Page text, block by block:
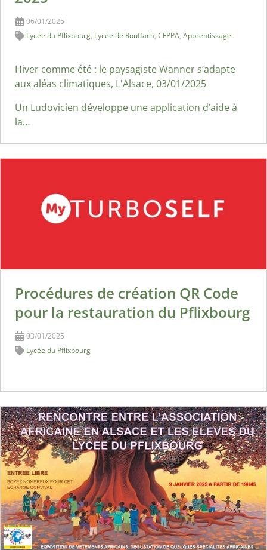
06/01/2025
Lycée du Pflixbourg, Lycée de Rouffach,CFPPA,Apprentissage
Hiver comme été : le paysagiste Wanner s’adapte
aux aléas climatiques, L'Alsace, 03/01/2025
Un Ludovicien développe une application d’aide à
la…
Procédures de création QR Code
pour la restauration du Pflixbourg
03/01/2025
Lycée du Pflixbourg